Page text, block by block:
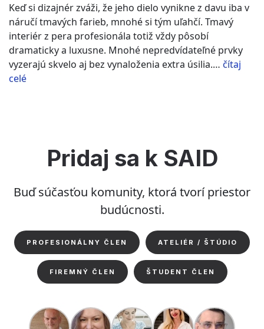
Keď si dizajnér zváži, že jeho dielo vynikne z davu iba v
náručí tmavých farieb, mnohé si tým uľahčí. Tmavý
interiér z pera profesionála totiž vždy pôsobí
dramaticky a luxusne. Mnohé nepredvídateľné prvky
vyzerajú skvelo aj bez vynaloženia extra úsilia.… čítaj
celé“LEarchitects
Pridaj sa k SAID
Buď súčasťou komunity, ktorá tvorí priestor
budúcnosti.
PROFESIONÁLNY ČLEN ATELIÉR / ŠTÚDIO
FIREMNÝ ČLEN ŠTUDENT ČLEN